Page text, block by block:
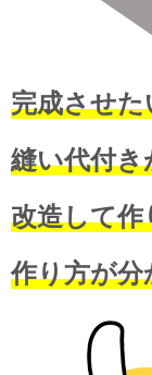
完成させ
縫い代付
改造して
作り方が